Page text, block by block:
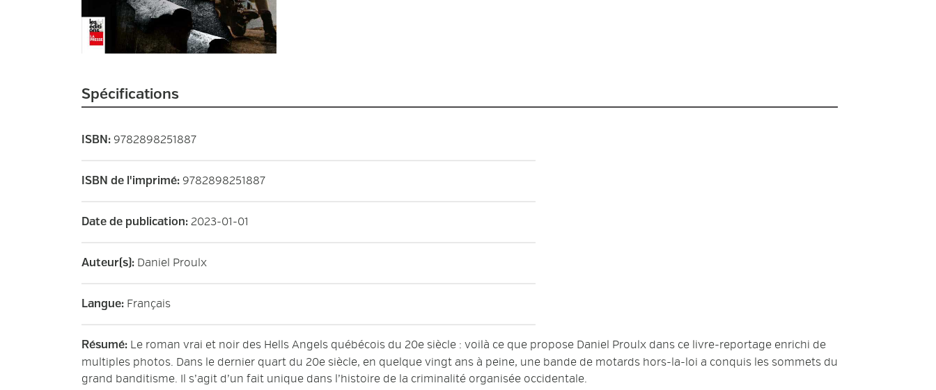
Spécifications
ISBN : 9782898251887
ISBN de l'imprimé: 9782898251887
Date de publication: 2023-01-01
Auteur(s) : Daniel Proulx
Langue: Français
Résumé: Le roman vrai et noir des Hells Angels québécois du 20e siècle : voilà ce que propose Daniel Proulx dans ce livre-reportage enrichi de
multiples photos. Dans le dernier quart du 20e siècle, en quelque vingt ans à peine, une bande de motards hors-la-loi a conquis les sommets du
grand banditisme. Il s’agit d’un fait unique dans l’histoire de la criminalité organisée occidentale.